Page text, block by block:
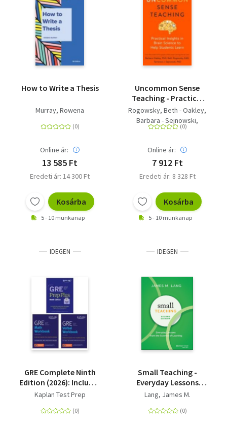
How to Write a Thesis
Murray, Rowena
Online ár:
13 585 Ft
Eredeti ár: 14 300 Ft
Kosárba
5 - 10 munkanap
Uncommon Sense
Teaching - Practical
Insights in Brain
Science to Help
Students Learn
Rogowsky, Beth - Oakley,
Barbara - Sejnowski,
Terrence J.
Online ár:
7 912 Ft
Eredeti ár: 8 328 Ft
Kosárba
5 - 10 munkanap
IDEGEN
GRE Complete Ninth
Edition (2026): Includes
6 Full Length Practice
Questions + Online
Kaplan Test Prep
IDEGEN
Small Teaching -
Everyday Lessons
from the Science of
Lang, James M.